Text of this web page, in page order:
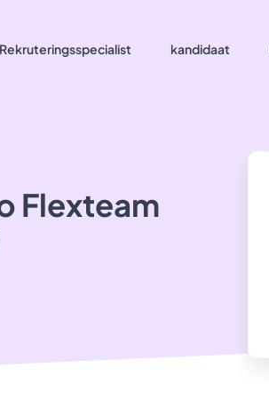
Rekruteringsspecialist kandidaat
Flexteam